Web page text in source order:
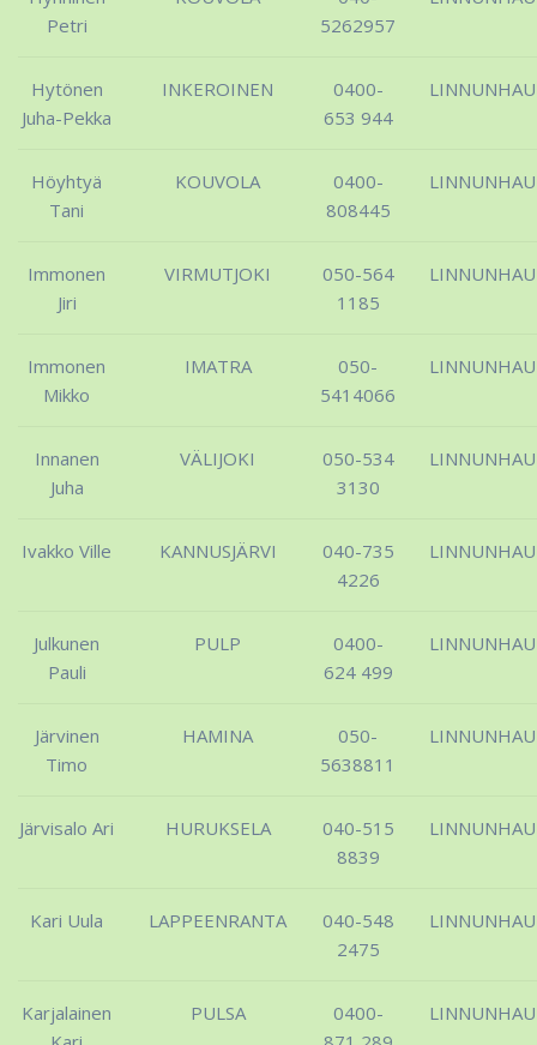
Petri
5262957
Hytönen
Juha-Pekka
INKEROINEN
0400-
653 944
Höyhtyä
Tani
KOUVOLA
0400-
808445
Immonen
Jiri
VIRMUTJOKI
050-564
1185
Immonen
Mikko
IMATRA
050-
5414066
Innanen
Juha
VÄLIJOKI
050-534
3130
Ivakko Ville KANNUSJÄRVI
040-735
4226
Julkunen
Pauli
PULP
0400-
624 499
Järvinen
Timo
HAMINA
050-
5638811
Järvisalo Ari HURUKSELA
040-515
8839
Kari Uula LAPPEENRANTA
040-548
2475
Karjalainen
PULSA
0400-